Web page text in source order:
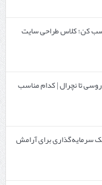
کن؛ کلاس طراحی سایت
تا نچرال | کدام مناسب
سرمایه‌گذاری برای آرامش